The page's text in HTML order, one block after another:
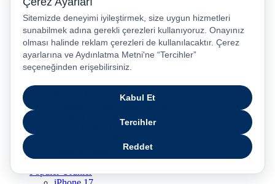
Apple Eğitim
Düğün ve Çeyiz Paketleri
Fırsatlar Pasajı
Pasaj Günleri
Uykusu Kaçanlar Kulübü
Sevgililer Günü Hediyeleri
Vergisiz Telefonlar
Vergisiz Bilgisayarlar
Karne Hediyeleri
Pasaj Ödeme Teklifleri
Taksitli Harikalar Diyarı
Popüler Ürünler